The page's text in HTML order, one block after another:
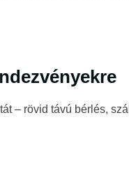
– rövid távú bérlés,